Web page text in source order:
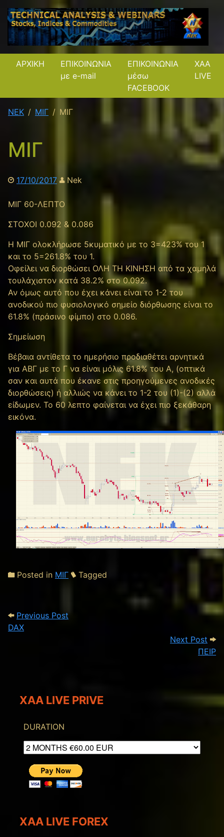
ΑΡΧΙΚΗ
ΕΠΙΚΟΙΝΩΝΙΑ
με e-mail
ΕΠΙΚΟΙΝΩΝΙΑ
μέσω
FACEBOOK
XAA
LIVE
NEK ΜΙΓ ΜΙΓ
ΜΙΓ
17/10/2017 Nek
ΜΙΓ 60-ΛΕΠΤΟ
ΣΤΟΧΟΙ 0.092 & 0.086
Η ΜΙΓ ολοκλήρωσε 5κυματικό με το 3=423% του 1
και το 5=261.8% του 1.
Οφείλει να διορθώσει ΟΛΗ ΤΗ ΚΙΝΗΣΗ από τα χαμηλά
τουλάχιστον κατά 38.2% στο 0.092.
Αν όμως αυτό που έχει κάνει είναι το 1-2 του
ανοδικού πιο φυσιολογικό σημείο διόρθωσης είναι το
61.8% (πράσινο φίμπο) στο 0.086.
Σημείωση
Βέβαια αντίθετα το ημερήσιο προδιαθέτει αρνητικά
για ΑΒΓ με το Γ να είναι μόλις 61.8% του Α, (οπτικά
σαν και αυτά που έκανε στις προηγούμενες ανοδικές
διορθώσεις) ή αλλιώς να κάνει το 1-2 του (1)-(2) αλλά
είδωμεν. Το 60 λεπτο φαίνεται να έχει πιο ξεκάθαρη
εικόνα.
Posted in ΜΙΓ Tagged
Post navigation
Previous Post
DAX
Next Post
ΠΕΙΡ
XAA LIVE PRIVE
DURATION
XAA LIVE FOREX